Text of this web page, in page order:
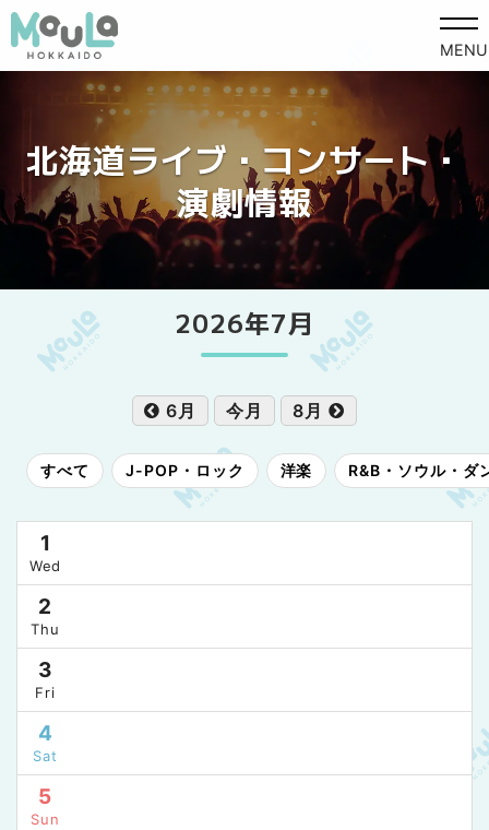
MENU
北海道ライブ・コンサート・
演劇情報
2026年7月
6月 今月 8月
すべて J-POP・ロック 洋楽 R&B・ソウル・ダ
1
Wed
2
Thu
3
Fri
4
Sat
5
Sun